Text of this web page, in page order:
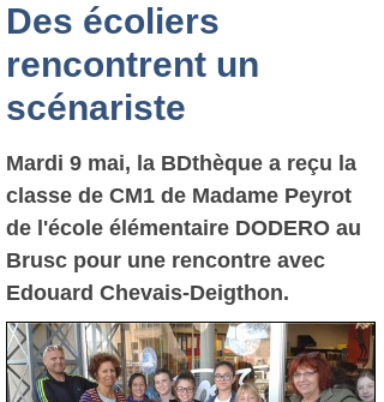
Des écoliers
rencontrent un
scénariste
Mardi 9 mai, la BDthèque a reçu la
classe de CM1 de Madame Peyrot
de l'école élémentaire DODERO au
Brusc pour une rencontre avec
Edouard Chevais-Deigthon.